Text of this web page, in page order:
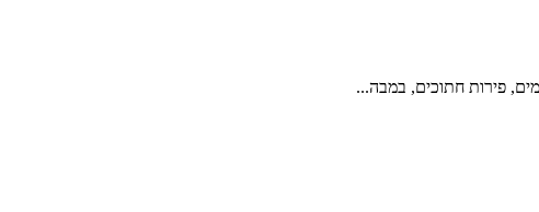
מים, פירות חתוכים, במבה...